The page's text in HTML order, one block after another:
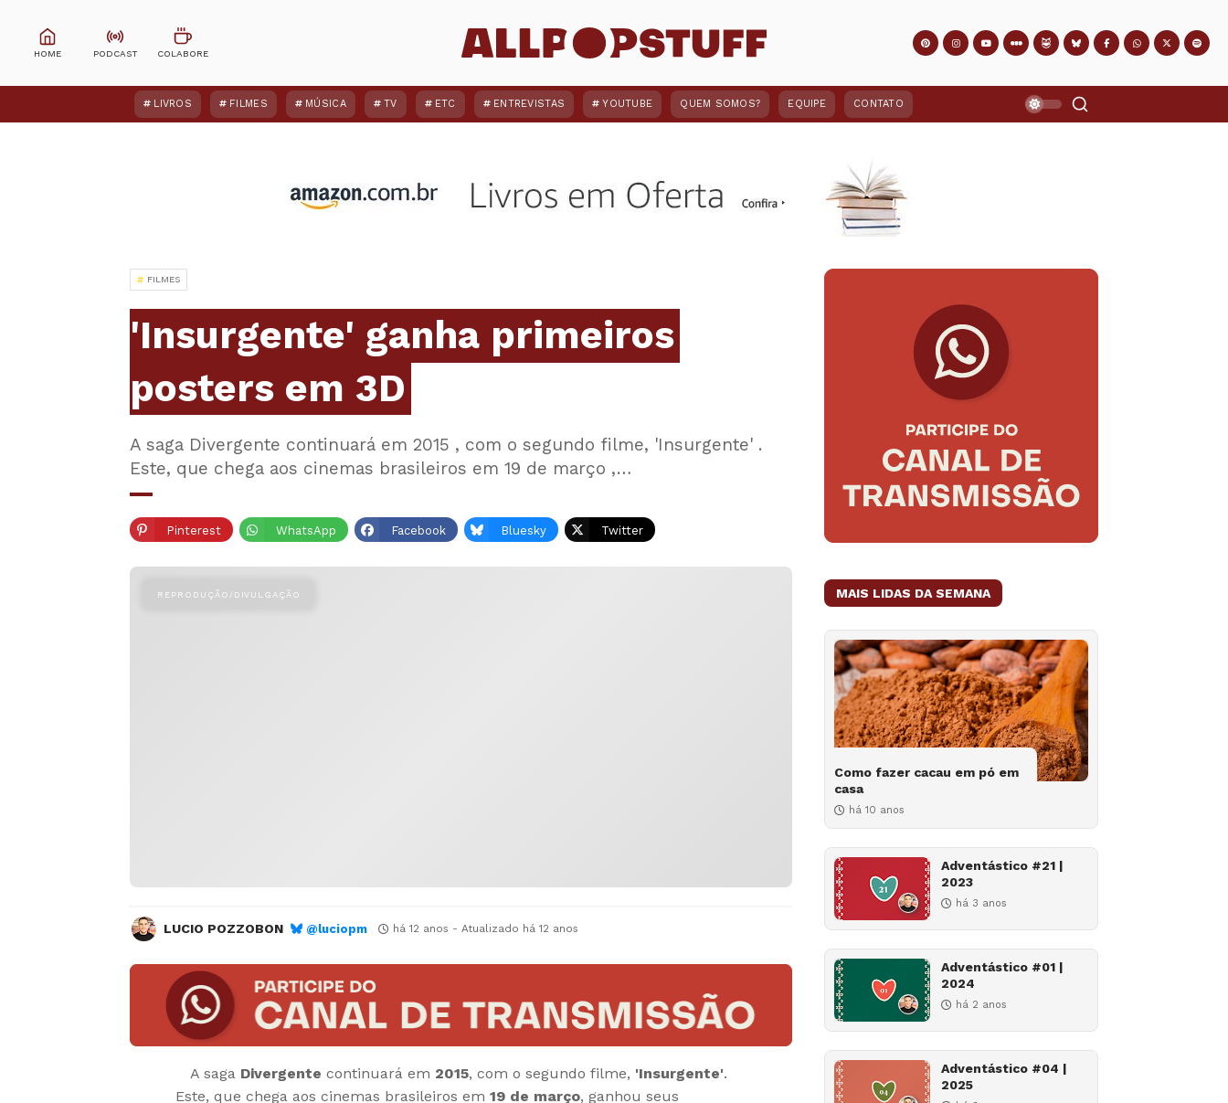
LIVROS FILMES MÚSICA TV ETC ENTREVISTAS YOUTUBE QUEM SOMOS? EQUIPE CONTATO
FILMES
'Insurgente' ganha primeiros
posters em 3D
A saga Divergente continuará em 2015 , com o segundo filme, 'Insurgente' .
Este, que chega aos cinemas brasileiros em 19 de março ,…
Pinterest WhatsApp Facebook Bluesky Twitter
LUCIO POZZOBON @luciopm há 12 anos - Atualizado há 12 anos
A saga Divergente continuará em 2015, com o segundo filme, 'Insurgente'.
Este, que chega aos cinemas brasileiros em 19 de março, ganhou seus
MAIS LIDAS DA SEMANA
Como fazer cacau em pó em
casa
há 10 anos
Adventástico #21 |
2023
há 3 anos
Adventástico #01 |
2024
há 2 anos
Adventástico #04 |
2025